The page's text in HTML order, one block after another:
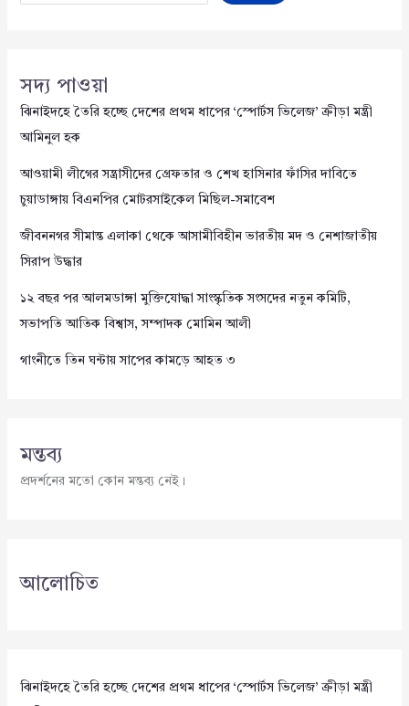
সদ্য পাওয়া
ঝিনাইদহে তৈরি হচ্ছে দেশের প্রথম ধাপের ‘স্পোর্টস ভিলেজ’ ক্রীড়া মন্ত্রী
আমিনুল হক
আওয়ামী লীগের সন্ত্রাসীদের গ্রেফতার ও শেখ হাসিনার ফাঁসির দাবিতে
চুয়াডাঙ্গায় বিএনপির মোটরসাইকেল মিছিল-সমাবেশ
জীবননগর সীমান্ত এলাকা থেকে আসামীবিহীন ভারতীয় মদ ও নেশাজাতীয়
সিরাপ উদ্ধার
১২ বছর পর আলমডাঙ্গা মুক্তিযোদ্ধা সাংস্কৃতিক সংসদের নতুন কমিটি,
সভাপতি আতিক বিশ্বাস, সম্পাদক মোমিন আলী
গাংনীতে তিন ঘন্টায় সাপের কামড়ে আহত ৩
মন্তব্য
প্রদর্শনের মতো কোন মন্তব্য নেই।
আলোচিত
ঝিনাইদহে তৈরি হচ্ছে দেশের প্রথম ধাপের ‘স্পোর্টস ভিলেজ’ ক্রীড়া মন্ত্রী